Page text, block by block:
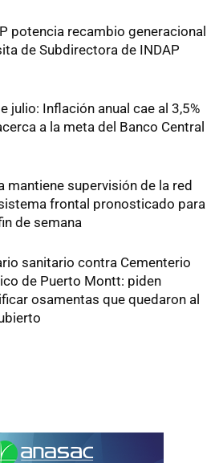
potencia recambio generacional
de Subdirectora de INDAP
julio: Inflación anual cae al 3,5%
a la meta del Banco Central
mantiene supervisión de la red
frontal pronosticado para
de semana
sanitario contra Cementerio
de Puerto Montt: piden
osamentas que quedaron al